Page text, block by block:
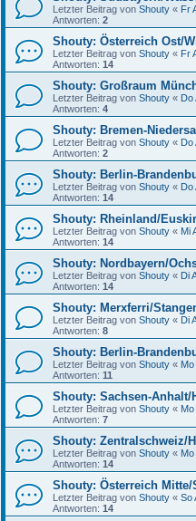
Letzter Beitrag von Shouty « Fr
Antworten: 2
Shouty: Österreich Ost/
Letzter Beitrag von Shouty « Fr
Antworten: 14
Shouty: Großraum
Letzter Beitrag von Shouty « Do
Antworten: 4
Shouty: Bremen-
Letzter Beitrag von Shouty « Do
Antworten: 2
Shouty: Berlin-
Letzter Beitrag von Shouty « Do
Antworten: 14
Shouty: Rheinland/
Letzter Beitrag von Shouty « Mi
Antworten: 14
Shouty: Nordbayern/
Letzter Beitrag von Shouty « Di
Antworten: 14
Shouty: Merxferri/
Letzter Beitrag von Shouty « Di
Antworten: 8
Shouty: Berlin-
Letzter Beitrag von Shouty «
Antworten: 11
Shouty: Sachsen-Anhalt/
Letzter Beitrag von Shouty «
Antworten: 7
Shouty: Zentralschweiz/
Letzter Beitrag von Shouty «
Antworten: 14
Shouty: Österreich Mitte/
Letzter Beitrag von Shouty « So
Antworten: 14